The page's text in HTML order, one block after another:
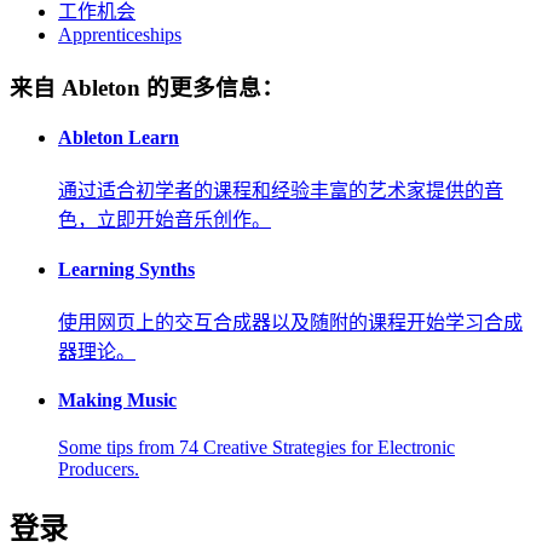
工作机会
Apprenticeships
来自 Ableton 的更多信息：
Ableton Learn
通过适合初学者的课程和经验丰富的艺术家提供的音
色，立即开始音乐创作。
Learning Synths
使用网页上的交互合成器以及随附的课程开始学习合成
器理论。
Making Music
Some tips from 74 Creative Strategies for Electronic
Producers.
登录